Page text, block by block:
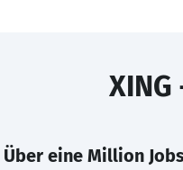
Über eine Million